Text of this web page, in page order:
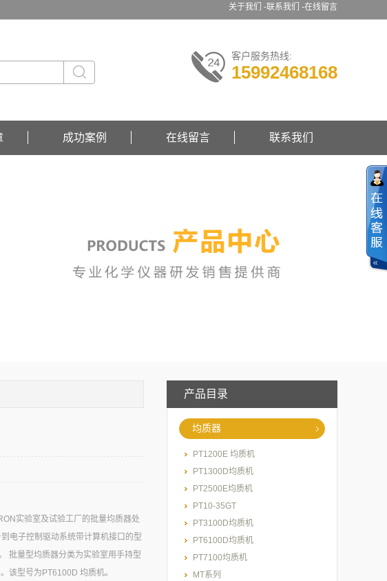
关于我们 -联系我们 -在线留言
客户服务热线:
15992468168
成功案例 在线留言 联系我们
产品目录
均质器
PT1200E 均质机
PT1300D均质机
PT2500E均质机
PT10-35GT
PT3100D均质机
PT6100D均质机
PT7100均质机
MT系列
实验室及试验工厂的批量均质器处
电子控制驱动系统带计算机接口的型
批量型均质器分类为实验室用手持型
该型号为PT6100D 均质机。